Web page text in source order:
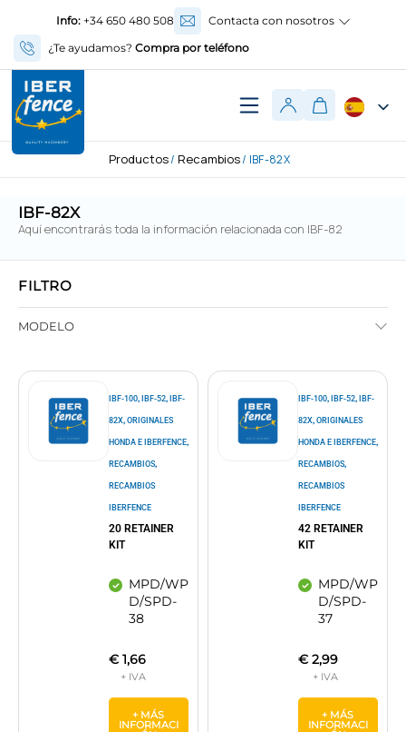
Info:+34 650 480 508
Contacta con nosotros
¿Te ayudamos? Compra por teléfono
Productos/ Recambios/ IBF-82X
IBF-82X
Aquí encontrarás toda la información relacionada con IBF-82
FILTRO
MODELO
IBF-100, IBF-52, IBF-
82X, ORIGINALES
HONDA E IBERFENCE,
RECAMBIOS,
RECAMBIOS
IBERFENCE
20 RETAINER
KIT
MPD/WP
D/SPD-
38
€1,66
+ MÁS
INFORMACI
IBF-100, IBF-52, IBF-
82X, ORIGINALES
HONDA E IBERFENCE,
RECAMBIOS,
RECAMBIOS
IBERFENCE
42 RETAINER
KIT
MPD/WP
D/SPD-
37
€2,99
+ MÁS
INFORMACI